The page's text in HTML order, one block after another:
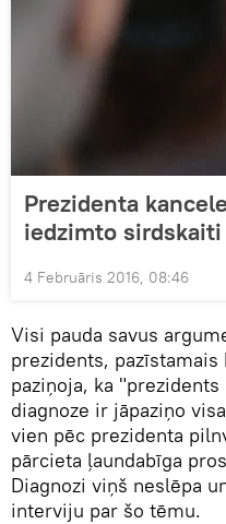
Prezidenta
iedzimto sirdskaiti
4 Februāris 2016, 08:46
Visi pauda savus
prezidents,
paziņoja, ka
diagnoze ir jāpaziņo
vien pēc prezidenta
pārcieta ļaundabīga
Diagnozi viņš neslēpa
interviju par šo tēmu.